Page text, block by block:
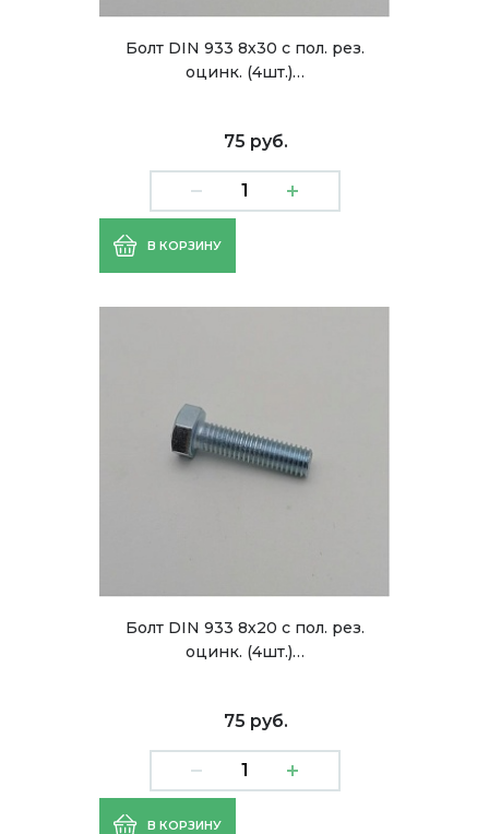
Болт DIN 933 8х30 с пол. рез.
оцинк. (4шт.)…
75 руб.
В КОРЗИНУ
Болт DIN 933 8х20 с пол. рез.
оцинк. (4шт.)…
75 руб.
В КОРЗИНУ